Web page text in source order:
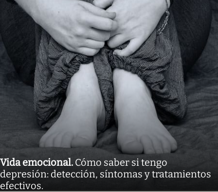
Vida emocional. Cómo saber si tengo
depresión: detección, síntomas y tratamientos
efectivos.